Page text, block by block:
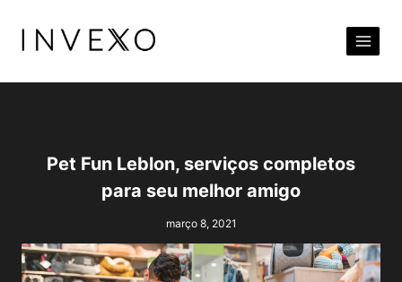
para
Conteúdo
Pet Fun Leblon, serviços completos
para seu melhor amigo
março 8, 2021